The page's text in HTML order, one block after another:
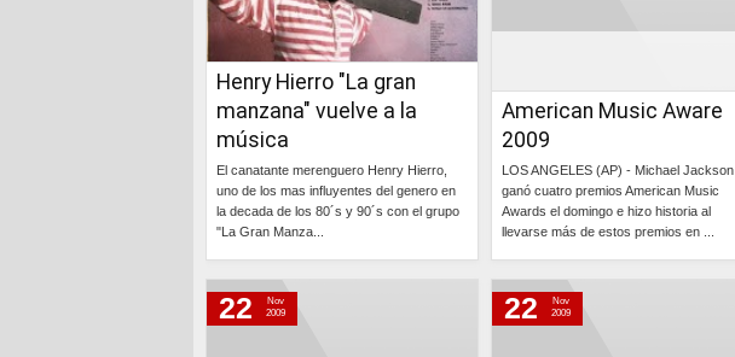
Henry Hierro "La gran
manzana" vuelve a la
música
El canatante merenguero Henry Hierro,
uno de los mas influyentes del genero en
la decada de los 80´s y 90´s con el grupo
"La Gran Manza...
American Music Aware
2009
LOS ANGELES (AP) - Michael Jackson
ganó cuatro premios American Music
Awards el domingo e hizo historia al
llevarse más de estos premios en ...
22
Nov
2009
22
Nov
2009